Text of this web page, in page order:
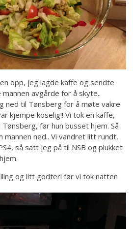
opp, jeg lagde kaffe og sendte
avgårde for å skyte..
ned til Tønsberg for å møte vakre
kjempe koselig!! Vi tok en kaffe,
før hun busset hjem. Så
mannen ned.. Vi vandret litt rundt,
så satt jeg på til NSB og plukket
og litt godteri før vi tok natten